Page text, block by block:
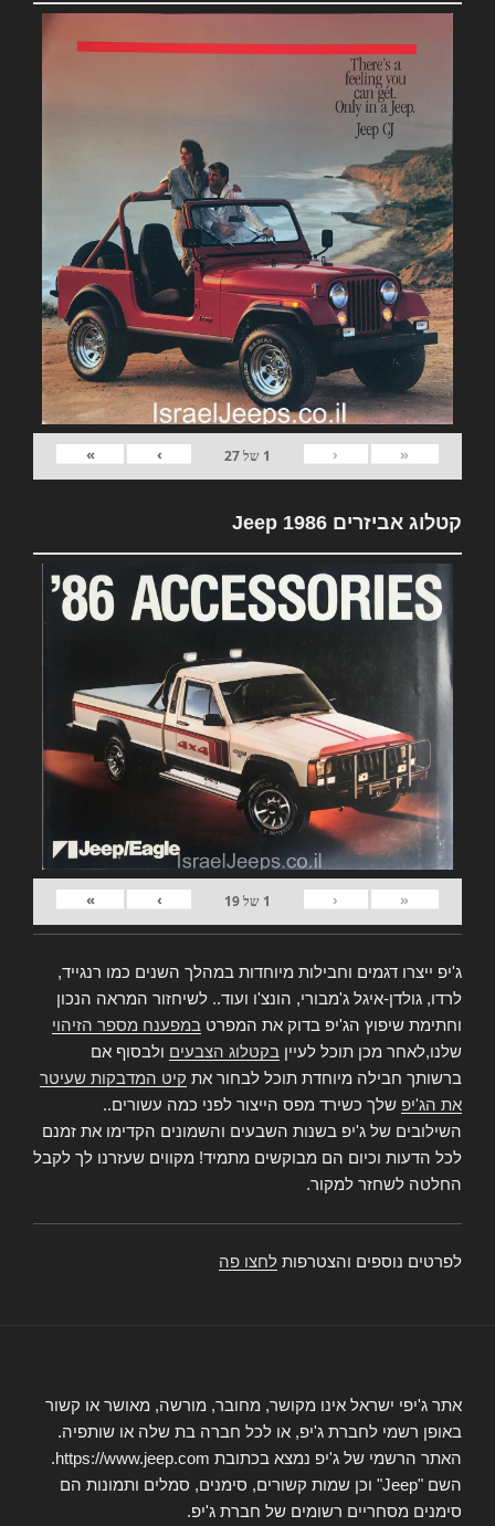
«
‹
1 של27
›
»
קטלוג אביזרים Jeep 1986
«
‹
1 של19
›
»
ג'יפ ייצרו דגמים וחבילות מיוחדות במהלך השנים כמו רנגייד,
לרדו, גולדן-איגל ג'מבורי, הונצ'ו ועוד.. לשיחזור המראה הנכון
וחתימת שיפוץ הג'יפ בדוק את המפרט במפענח מספר הזיהוי
שלנו,לאחר מכן תוכל לעיין בקטלוג הצבעים ולבסוף אם
ברשותך חבילה מיוחדת תוכל לבחור את קיט המדבקות שעיטר
את הג'יפ שלך כשירד מפס הייצור לפני כמה עשורים..
השילובים של ג'יפ בשנות השבעים והשמונים הקדימו את זמנם
לכל הדעות וכיום הם מבוקשים מתמיד! מקווים שעזרנו לך לקבל
החלטה לשחזר למקור.
לפרטים נוספים והצטרפות לחצו פה
אתר ג'יפי ישראל אינו מקושר, מחובר, מורשה, מאושר או קשור
באופן רשמי לחברת ג'יפ, או לכל חברה בת שלה או שותפיה.
האתר הרשמי של ג'יפ נמצא בכתובת https://www.jeep.com.
השם "Jeep" וכן שמות קשורים, סימנים, סמלים ותמונות הם
סימנים מסחריים רשומים של חברת ג'יפ.